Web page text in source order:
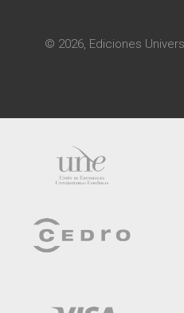
© 2026, Ediciones